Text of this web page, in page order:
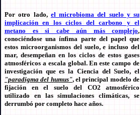
Por otro lado, el microbioma del suelo y su
implicación en los ciclos del carbono y el
metano es si cabe aún más complejo,
conociéndose una ínfima parte del papel que
estos microorganismos del suelo, e incluso del
mar, desempeñan en los ciclos de estos gases
atmosféricos a escala global. En este campo de
investigación que es la Ciencia del Suelo, el
"paradigma del humus", el principal modelo de
fijación en el suelo del CO2 atmosférico
utilizado en las simulaciones climáticas, se
derrumbó por completo hace años.